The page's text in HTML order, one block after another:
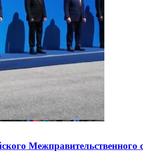
Межправительственного